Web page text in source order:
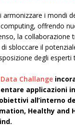
armonizzare i mondi
offrendo
la collaborazione
sbloccare il
degli
Challange
applicazioni
all’interno
Healthy and